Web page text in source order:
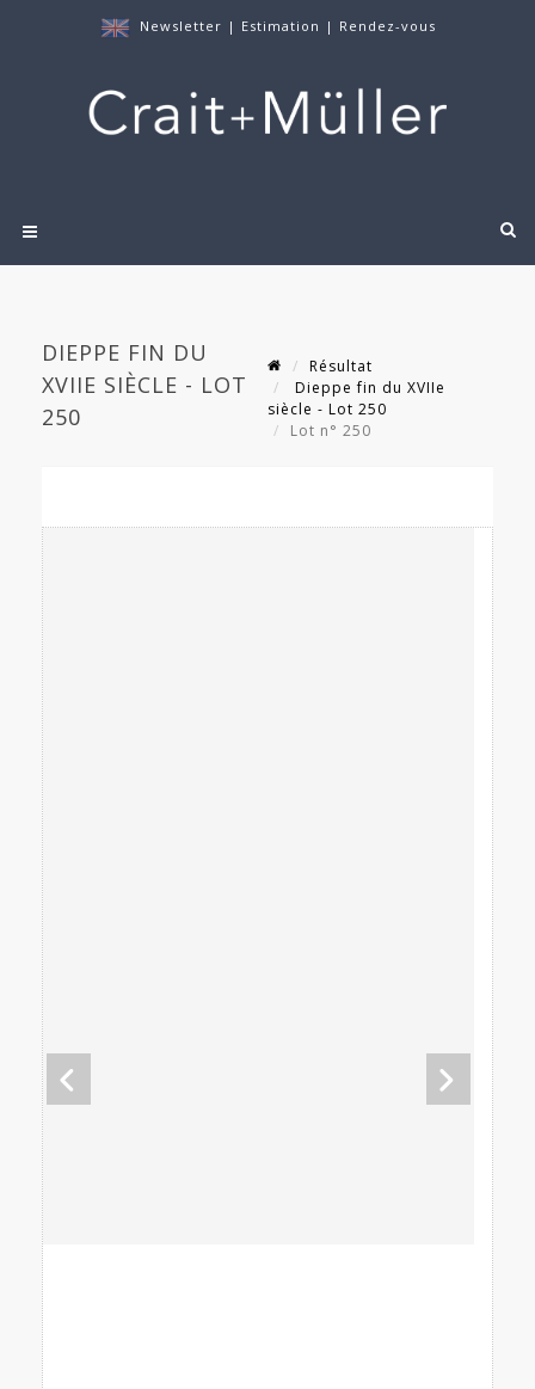
Newsletter | Estimation | Rendez-vous
DIEPPE FIN DU
XVIIE SIÈCLE - LOT
250
Résultat
Dieppe fin du XVIIe
siècle - Lot 250
Lot n° 250